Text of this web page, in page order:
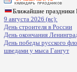
Ближайшие праздники
9 августа 2026 (вс):
День строителя в России
День окончания
День победы русского
шведами у мыса Гангут